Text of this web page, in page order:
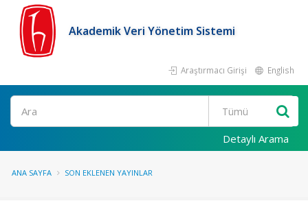
Akademik Veri Yönetim Sistemi
Araştırmacı Girişi English
Ara
Detaylı Arama
ANA SAYFA SON EKLENEN YAYINLAR